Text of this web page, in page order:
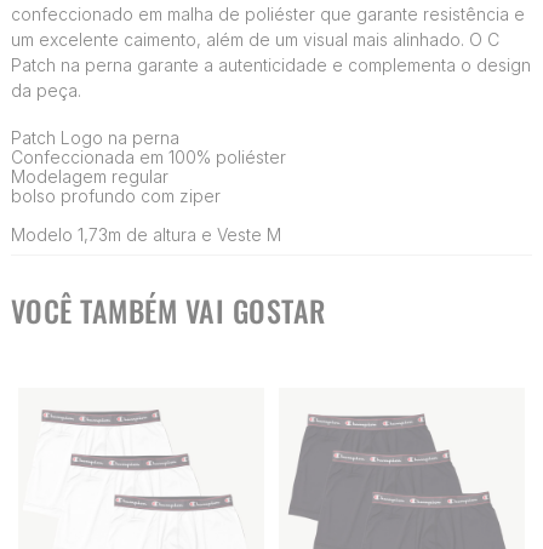
confeccionado em malha de poliéster que garante resistência e
um excelente caimento, além de um visual mais alinhado. O C
Patch na perna garante a autenticidade e complementa o design
da peça.
Patch Logo na perna
Confeccionada em 100% poliéster
Modelagem regular
bolso profundo com ziper
Modelo 1,73m de altura e Veste M
VOCÊ TAMBÉM VAI GOSTAR